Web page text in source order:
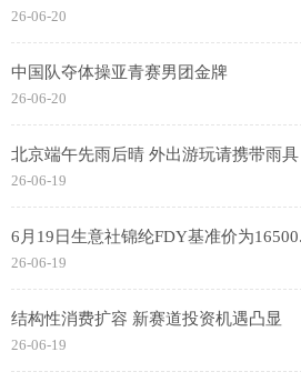
26-06-20
中国队夺体操亚青赛男团金牌
26-06-20
北京端午先雨后晴 外出游玩请携带雨具
26-06-19
6月19日生意社锦纶FDY基准价为
26-06-19
结构性消费扩容 新赛道投资机遇凸显
26-06-19